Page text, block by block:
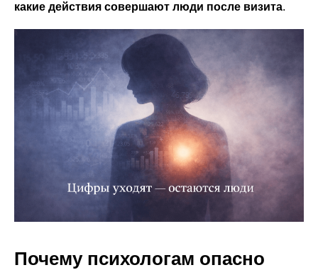
какие действия совершают люди после визита.
Почему психологам опасно